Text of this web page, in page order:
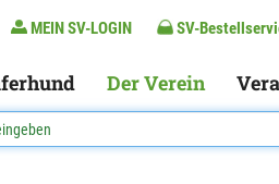
MEIN SV-LOGIN SV-
Der Verein